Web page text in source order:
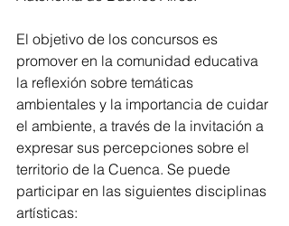
El objetivo de los concursos es
promover en la comunidad educativa
la reflexión sobre temáticas
ambientales y la importancia de cuidar
el ambiente, a través de la invitación a
expresar sus percepciones sobre el
territorio de la Cuenca. Se puede
participar en las siguientes disciplinas
artísticas: